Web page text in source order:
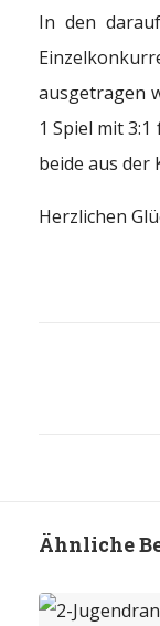
In den
ausgetragen
1 Spiel mit
beide aus der
Herzlichen
Ähnliche